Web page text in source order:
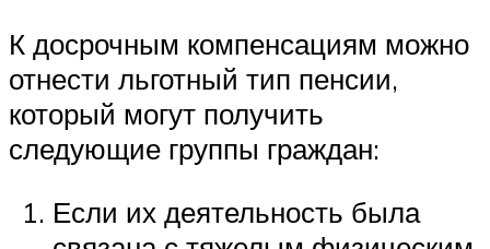
К досрочным компенсациям можно
отнести льготный тип пенсии,
который могут получить
следующие группы граждан:
Если их деятельность была